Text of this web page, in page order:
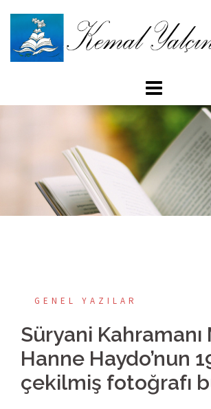
GENEL YAZILAR
Süryani Kahramanı
Hanne Haydo’nun
çekilmiş fotoğrafı